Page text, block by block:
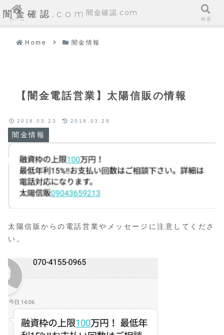
闇金確認.com
Home 闇金情報
【闇金電話営業】太陽信販の情報
闇金情報
2018.03.23 2018.03.28
太陽信販からの電話営業やメッセージに注意してくださ
い。
ホーム
闇金確認.com
検索